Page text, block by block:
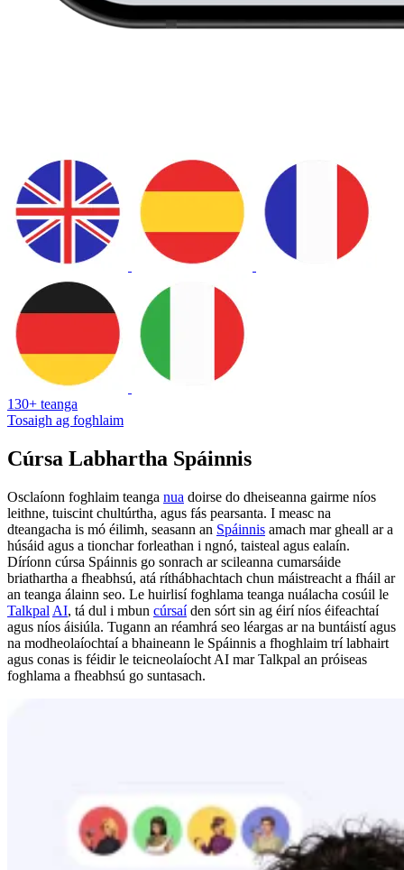
130+ teanga
Tosaigh ag foghlaim
Cúrsa Labhartha Spáinnis
Osclaíonn foghlaim teanga nua doirse do dheiseanna gairme níos
leithne, tuiscint chultúrtha, agus fás pearsanta. I measc na
dteangacha is mó éilimh, seasann an Spáinnis amach mar gheall ar a
húsáid agus a tionchar forleathan i ngnó, taisteal agus ealaín.
Díríonn cúrsa Spáinnis go sonrach ar scileanna cumarsáide
briathartha a fheabhsú, atá ríthábhachtach chun máistreacht a fháil ar
an teanga álainn seo. Le huirlisí foghlama teanga nuálacha cosúil le
Talkpal AI, tá dul i mbun cúrsaíden sórt sin ag éirí níos éifeachtaí
agus níos áisiúla. Tugann an réamhrá seo léargas ar na buntáistí agus
na modheolaíochtaí a bhaineann le Spáinnis a fhoghlaim trí labhairt
agus conas is féidir le teicneolaíocht AI mar Talkpal an próiseas
foghlama a fheabhsú go suntasach.